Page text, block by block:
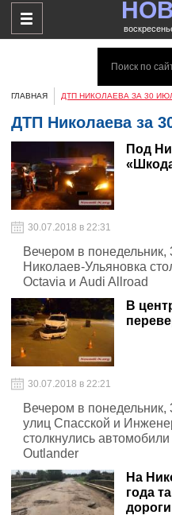
ГЛАВНАЯ ДТП НИКОЛАЕВА ЗА 30
ДТП Николаева за
Под
30.07.2018 в 22:31
Вечером в понедельник,
Николаев-Ульяновка
Octavia и Audi Allroad
В
30.07.2018 в 22:21
Вечером в
улиц Спасской и
столкнулись
Outlander
На
года